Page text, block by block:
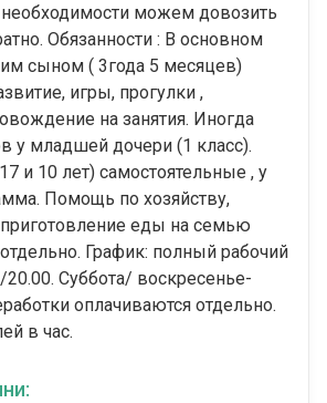
необходимости можем довозить
Обязанности : В основном
сыном ( 3года 5 месяцев)
игры, прогулки ,
на занятия. Иногда
у младшей дочери (1 класс).
и 10 лет) самостоятельные , у
Помощь по хозяйству,
еды на семью
График: полный рабочий
Суббота/ воскресенье-
оплачиваются отдельно.
в час.